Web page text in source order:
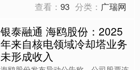
查看：93 分类： 广瑞网
银泰融通 海鸥股份：2025
年来自核电领域冷却塔业务
未形成收入